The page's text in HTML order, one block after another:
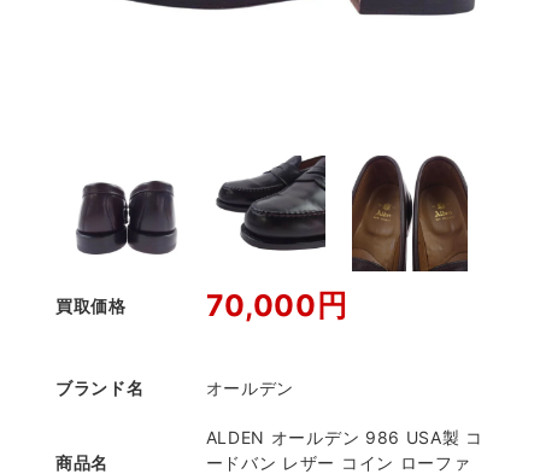
買取価格 70,000円
ブランド名 オールデン
商品名
ALDEN オールデン 986 USA製 コ
ードバン レザー コイン ローファ